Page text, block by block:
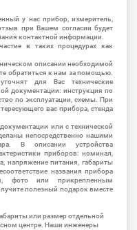
у нас прибор, измеритель,
при Вашем согласии будет
контактной информации.
в таких процедурах как
описании необходимой
обратиться к нам за помощью.
для Вас технические
документации: инструкция по
по эксплуатации, схемы. При
вас прибора, стенда
или с технической
непосредственно нашими
В описании устройства
приборов: номинал,
напряжение питания, габариты
названия прибора
фото или прикрепленным
полезный подарок вместе
или размер отдельной
центре. Наши инженеры